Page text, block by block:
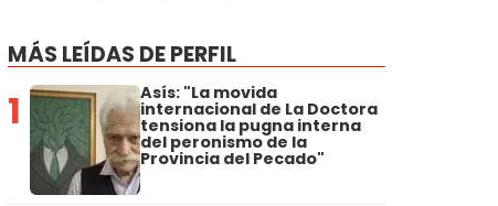
MÁS LEÍDAS DE PERFIL
1 Asís: "La movida
internacional de La Doctora
tensiona la pugna interna
del peronismo de la
Provincia del Pecado"